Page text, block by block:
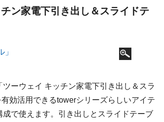
ン家電下引き出し＆スライドテ
ーウェイ キッチン家電下引き出し＆スラ
効活用できるtowerシリーズらしいアイテ
で使えます。引き出しとスライドテーブ